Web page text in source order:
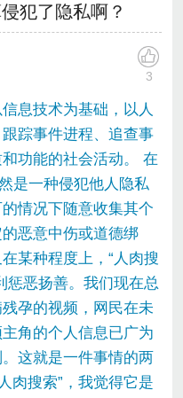
犯了隐私啊？
3
息技术为基础，以人
踪事件进程、追查事
功能的社会活动。 在
是一种侵犯他人隐私
情况下随意收集其个
恶意中伤或道德绑
某种程度上，“人肉搜
惩恶扬善。我们现在总
孕的视频，网民在未
角的个人信息已广为
这就是一件事情的两
肉搜索”，我觉得它是